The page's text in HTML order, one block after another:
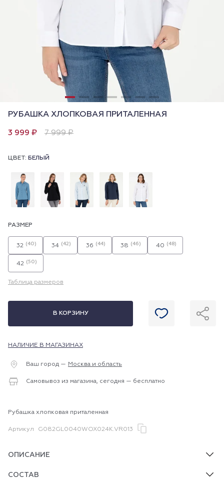
РУБАШКА ХЛОПКОВАЯ ПРИТАЛЕННАЯ
3 999 ₽ 7 999 ₽
ЦВЕТ: БЕЛЫЙ
РАЗМЕР
32 (40) 34 (42) 36 (44) 38 (46) 40 (48)
42 (50)
Таблица размеров
В КОРЗИНУ
НАЛИЧИЕ В МАГАЗИНАХ
Ваш город — Москва и область
Самовывоз из магазина, сегодня — бесплатно
Рубашка хлопковая приталенная
Артикул G082GL0040WOX024K.VR013
ОПИСАНИЕ
СОСТАВ